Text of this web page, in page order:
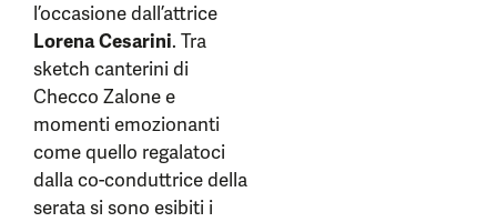
l’occasione dall’attrice
Lorena Cesarini. Tra
sketch canterini di
Checco Zalone e
momenti emozionanti
come quello regalatoci
dalla co-conduttrice della
serata si sono esibiti i